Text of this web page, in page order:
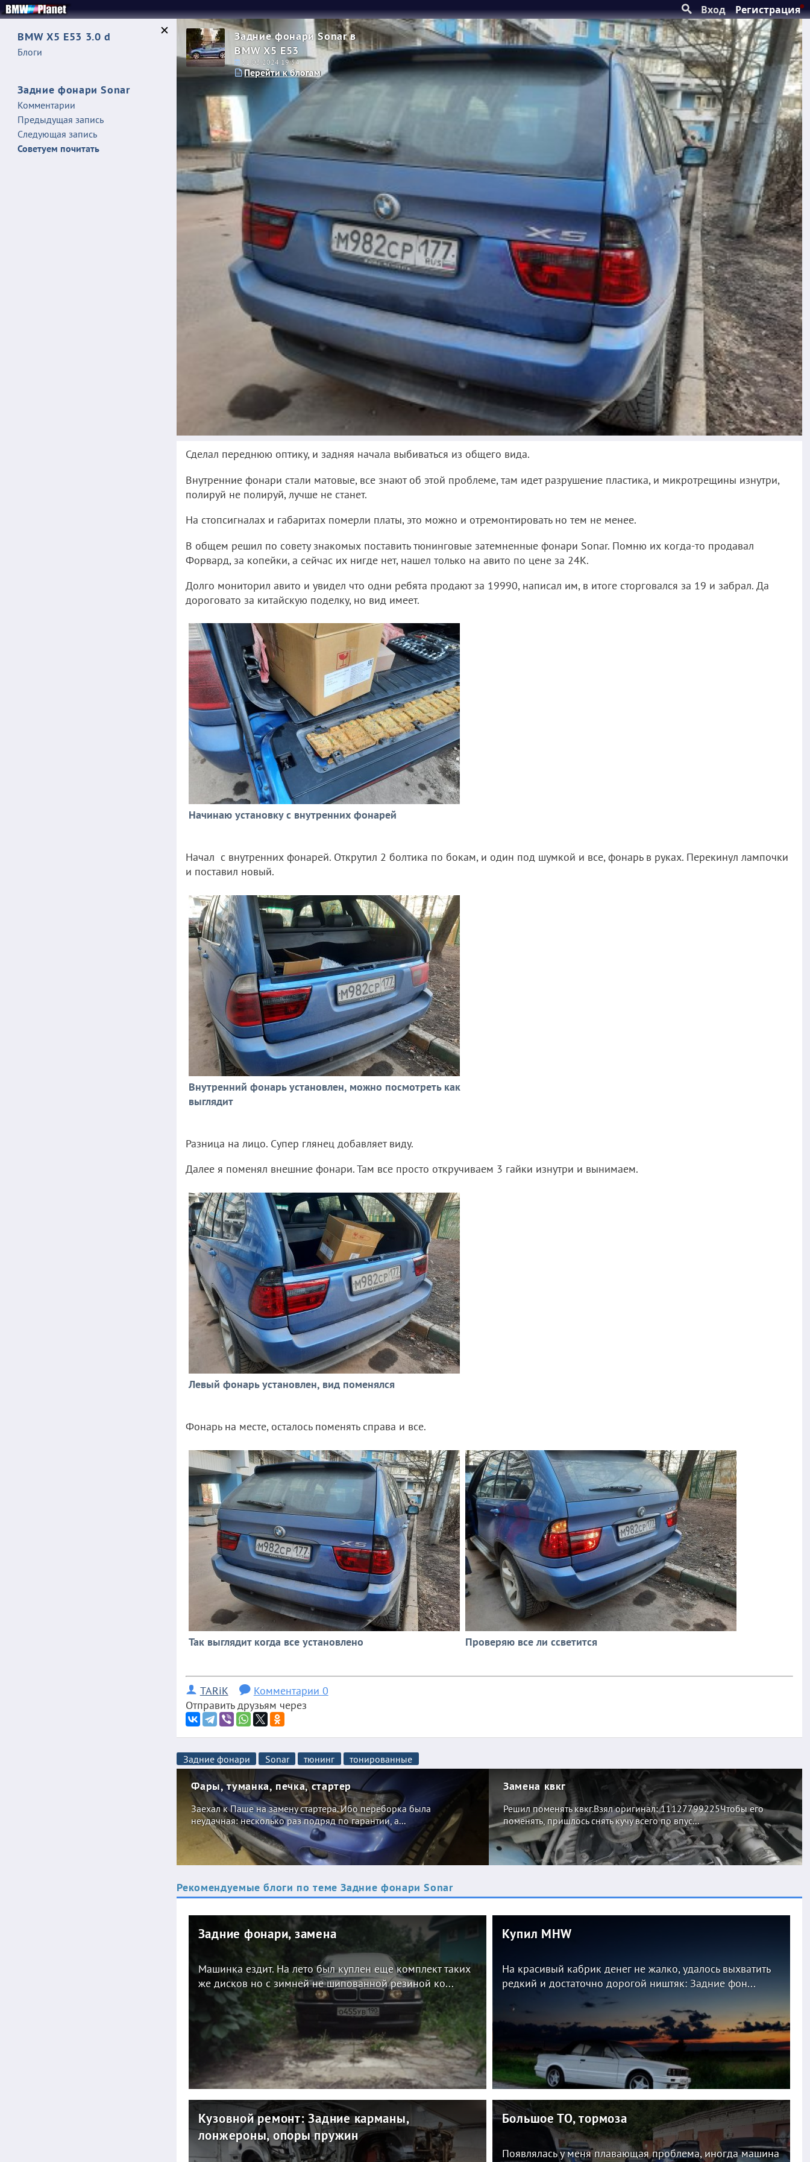
Вход Регистрация
BMW X5 E53 3.0 d
Блоги
Задние фонари Sonar
Комментарии
Предыдущая запись
Следующая запись
Советуем почитать
Задние фонари Sonar в
BMW X5 E53
31.03.2024 19:54
Перейти к блогам
Сделал переднюю оптику, и задняя начала выбиваться из общего вида.
Внутренние фонари стали матовые, все знают об этой проблеме, там идет разрушение пластика, и микротрещины изнутри,
полируй не полируй, лучше не станет.
На стопсигналах и габаритах померли платы, это можно и отремонтировать но тем не менее.
В общем решил по совету знакомых поставить тюнинговые затемненные фонари Sonar. Помню их когда-то продавал
Форвард, за копейки, а сейчас их нигде нет, нашел только на авито по цене за 24К.
Долго мониторил авито и увидел что одни ребята продают за 19990, написал им, в итоге сторговался за 19 и забрал. Да
дороговато за китайскую поделку, но вид имеет.
Начинаю установку с внутренних фонарей
Начал с внутренних фонарей. Открутил 2 болтика по бокам, и один под шумкой и все, фонарь в руках. Перекинул лампочки
и поставил новый.
Внутренний фонарь установлен, можно посмотреть как
выглядит
Разница на лицо. Супер глянец добавляет виду.
Далее я поменял внешние фонари. Там все просто откручиваем 3 гайки изнутри и вынимаем.
Левый фонарь установлен, вид поменялся
Фонарь на месте, осталось поменять справа и все.
Так выглядит когда все установлено Проверяю все ли ссветится
TARiK
Комментарии 0
Отправить друзьям через
Задние фонари Sonar тюнинг тонированные
Фары, туманка, печка, стартер
Заехал к Паше на замену стартера. Ибо переборка была
неудачная: несколько раз подряд по гарантии, а...
Замена квкг
Решил поменять квкг.Взял оригинал: 11127799225Чтобы его
поменять, пришлось снять кучу всего по впус...
Рекомендуемые блоги по теме Задние фонари Sonar
Задние фонари, замена
Машинка ездит. На лето был куплен еще комплект таких
же дисков но с зимней не шипованной резиной ко...
Купил MHW
На красивый кабрик денег не жалко, удалось выхватить
редкий и достаточно дорогой ништяк: Задние фон...
Кузовной ремонт: Задние карманы,
лонжероны, опоры пружин
Большое ТО, тормоза
Появлялась у меня плавающая проблема, иногда машина